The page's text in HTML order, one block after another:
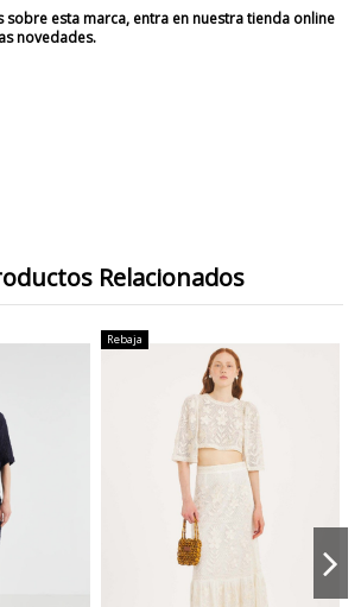
sobre esta marca, entra en nuestra tienda online
novedades.
Relacionados
Rebaja